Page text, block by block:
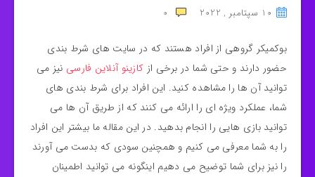
10 سپتامبر , 2022 0
بوكميكر گروهی از افراد هستند که در سایت‌ های شرط‌ بندی
حضور دارند و حتی شما در برخی از کازینو آنلاین فارسی نیز می‌
توانید آن‌ ها را مشاهده کنید. این افراد برای شرط‌ بندی‌ های
شما، عملکرد ویژه‌ ای را ارائه می‌ کنند که از طریق آن‌ ها می‌
توانید بازی‌ هایی را انجام بدهید. در این مقاله ما بیشتر این افراد
را به شما معرفی می‌ کنیم و همچنین سودی که بدست می‌ آورند
را نیز برای شما توضیح می‌ دهیم اینگونه می‌ توانید اطمینان